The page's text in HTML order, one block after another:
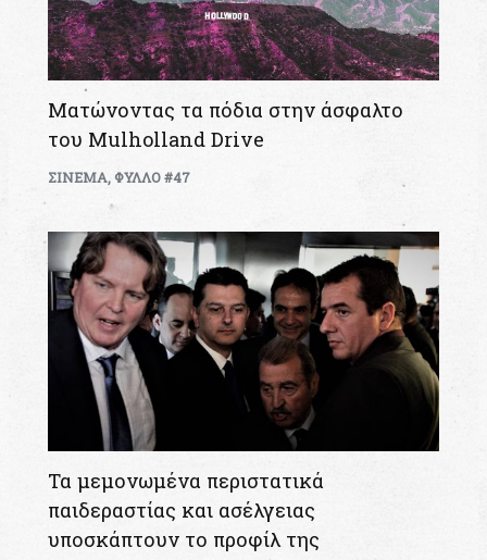
Ματώνοντας τα πόδια στην άσφαλτο
του Mulholland Drive
ΣΙΝΕΜΑ, ΦΥΛΛΟ #47
Τα μεμονωμένα περιστατικά
παιδεραστίας και ασέλγειας
υποσκάπτουν το προφίλ της